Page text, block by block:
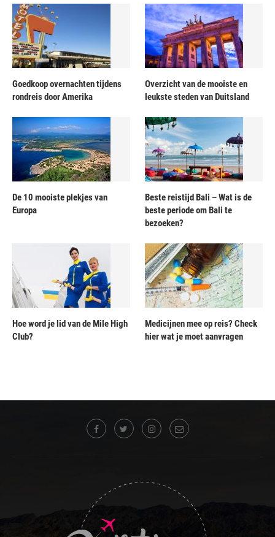
Goedkoop overnachten tijdens
rondreis door Amerika
Overzicht van de mooiste en
leukste steden van Duitsland
De 10 mooiste plekjes van
Europa
Beste reistijd Bali – Wat is de
beste periode om Bali te
bezoeken?
Hoe word je lid van de Mile High
Club?
Medicijnen mee op reis? Check
hier wat je moet aanvragen